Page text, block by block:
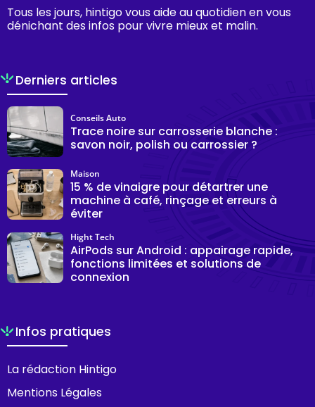
Tous les jours, hintigo vous aide au quotidien en vous
dénichant des infos pour vivre mieux et malin.
Derniers articles
Trace noire sur carrosserie blanche :
savon noir, polish ou carrossier ?
Conseils Auto
15 % de vinaigre pour détartrer une
machine à café, rinçage et erreurs à
éviter
Maison
AirPods sur Android : appairage rapide,
fonctions limitées et solutions de
connexion
Hight Tech
Infos pratiques
La rédaction Hintigo
Mentions Légales